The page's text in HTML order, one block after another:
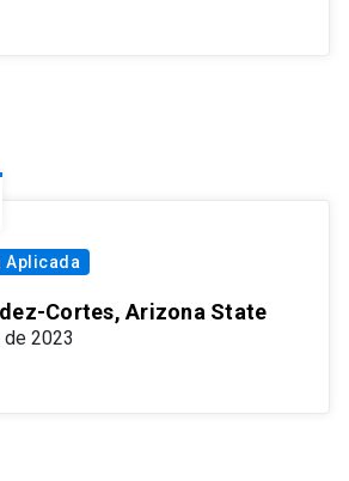
Aplicada
Cortes, Arizona State
2023